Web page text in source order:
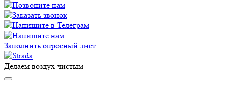
Заполнить опросный лист
Делаем воздух чистым